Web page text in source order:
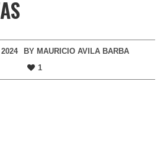
BY MAURICIO AVILA BARBA
1